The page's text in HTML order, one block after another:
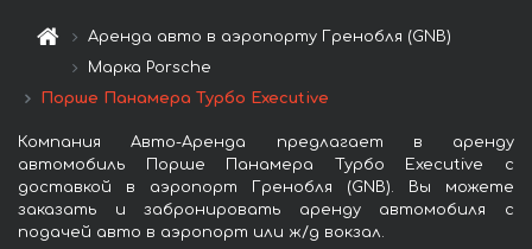
Аренда авто в аэропорту Гренобля (GNB)
Марка Porsche
Порше Панамера Турбо Executive
Компания Авто-Аренда предлагает в аренду
автомобиль Порше Панамера Турбо Executive с
доставкой в аэропорт Гренобля (GNB). Вы можете
заказать и забронировать аренду автомобиля с
подачей авто в аэропорт или ж/д вокзал.